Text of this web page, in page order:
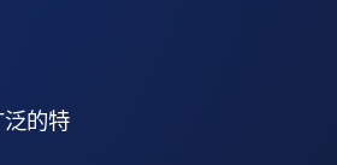
的特